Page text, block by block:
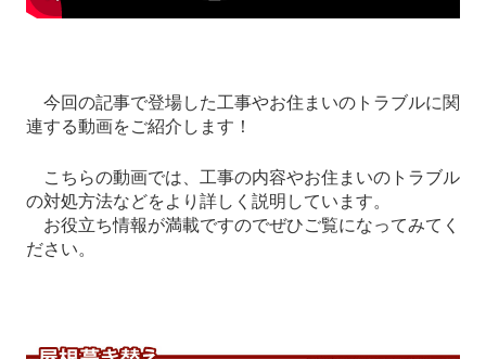
今回の記事で登場した工事やお住まいのトラブルに関
連する動画をご紹介します！
こちらの動画では、工事の内容やお住まいのトラブル
の対処方法などをより詳しく説明しています。
お役立ち情報が満載ですのでぜひご覧になってみてく
ださい。